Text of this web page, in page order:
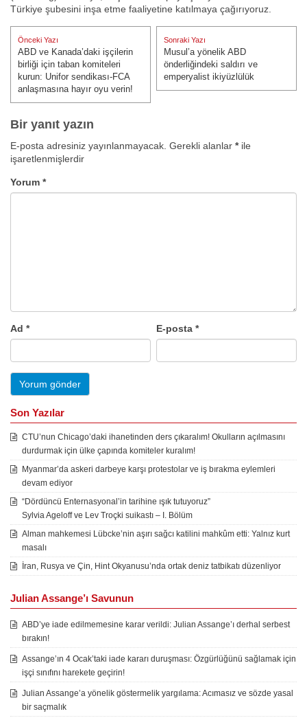
Türkiye şubesini inşa etme faaliyetine katılmaya çağırıyoruz.
Yazı
gezinmesi
Önceki Yazı
Önceki Yazı:
ABD ve Kanada’daki işçilerin
birliği için taban komiteleri
kurun: Unifor sendikası-FCA
anlaşmasına hayır oyu verin!
Sonraki Yazı
Sonraki Yazı:
Musul’a yönelik ABD
önderliğindeki saldırı ve
emperyalist ikiyüzlülük
Bir yanıt yazın
E-posta adresiniz yayınlanmayacak. Gerekli alanlar *ile
işaretlenmişlerdir
Yorum *
Ad * E-posta*
Son Yazılar
CTU’nun Chicago’daki ihanetinden ders çıkaralım! Okulların açılmasını
durdurmak için ülke çapında komiteler kuralım!
Myanmar’da askeri darbeye karşı protestolar ve iş bırakma eylemleri
devam ediyor
“Dördüncü Enternasyonal’in tarihine ışık tutuyoruz”
Sylvia Ageloff ve Lev Troçki suikastı – I. Bölüm
Alman mahkemesi Lübcke’nin aşırı sağcı katilini mahkûm etti: Yalnız kurt
masalı
İran, Rusya ve Çin, Hint Okyanusu’nda ortak deniz tatbikatı düzenliyor
Julian Assange’ı Savunun
ABD’ye iade edilmemesine karar verildi: Julian Assange’ı derhal serbest
bırakın!
Assange’ın 4 Ocak’taki iade kararı duruşması: Özgürlüğünü sağlamak için
işçi sınıfını harekete geçirin!
Julian Assange’a yönelik göstermelik yargılama: Acımasız ve sözde yasal
bir saçmalık